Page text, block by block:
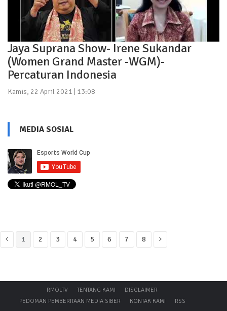
Jaya Suprana Show- Irene Sukandar
(Women Grand Master -WGM)-
Percaturan Indonesia
Kamis, 22 April 2021 | 13:08
MEDIA SOSIAL
1 2 3 4 5 6 7 8
RMOLTV TENTANG KAMI
DISCLAIMER
PEDOMAN PEMBERITAAN MEDIA SIBER
KONTAK KAMI RSS